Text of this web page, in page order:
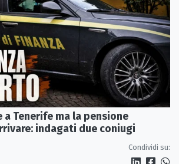
a Tenerife ma la pensione
indagati due coniugi
Condividi su: